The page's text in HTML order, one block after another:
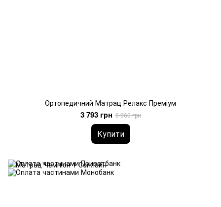
Ортопедичний Матрац Релакс Преміум
3 793 грн 6 960 грн
Купити